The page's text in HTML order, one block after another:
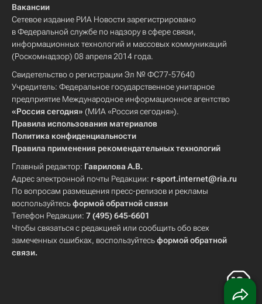
Вакансии
Сетевое издание РИА Новости зарегистрировано
в Федеральной службе по надзору в сфере связи,
информационных технологий и массовых коммуникаций
(Роскомнадзор) 08 апреля 2014 года.
Свидетельство о регистрации Эл № ФС77-57640
Учредитель: Федеральное государственное унитарное
предприятие Международное информационное агентство
«Россия сегодня» (МИА «Россия сегодня»).
Правила использования материалов
Политика конфиденциальности
Правила применения рекомендательных технологий
Главный редактор: Гаврилова А.В.
Адрес электронной почты Редакции: r-sport.internet@ria.ru
По вопросам размещения пресс-релизов и рекламы
воспользуйтесьформой обратной связи
Телефон Редакции: 7 (495) 645-6601
Чтобы связаться с редакцией или сообщить обо всех
замеченных ошибках, воспользуйтесьформой обратной
связи.